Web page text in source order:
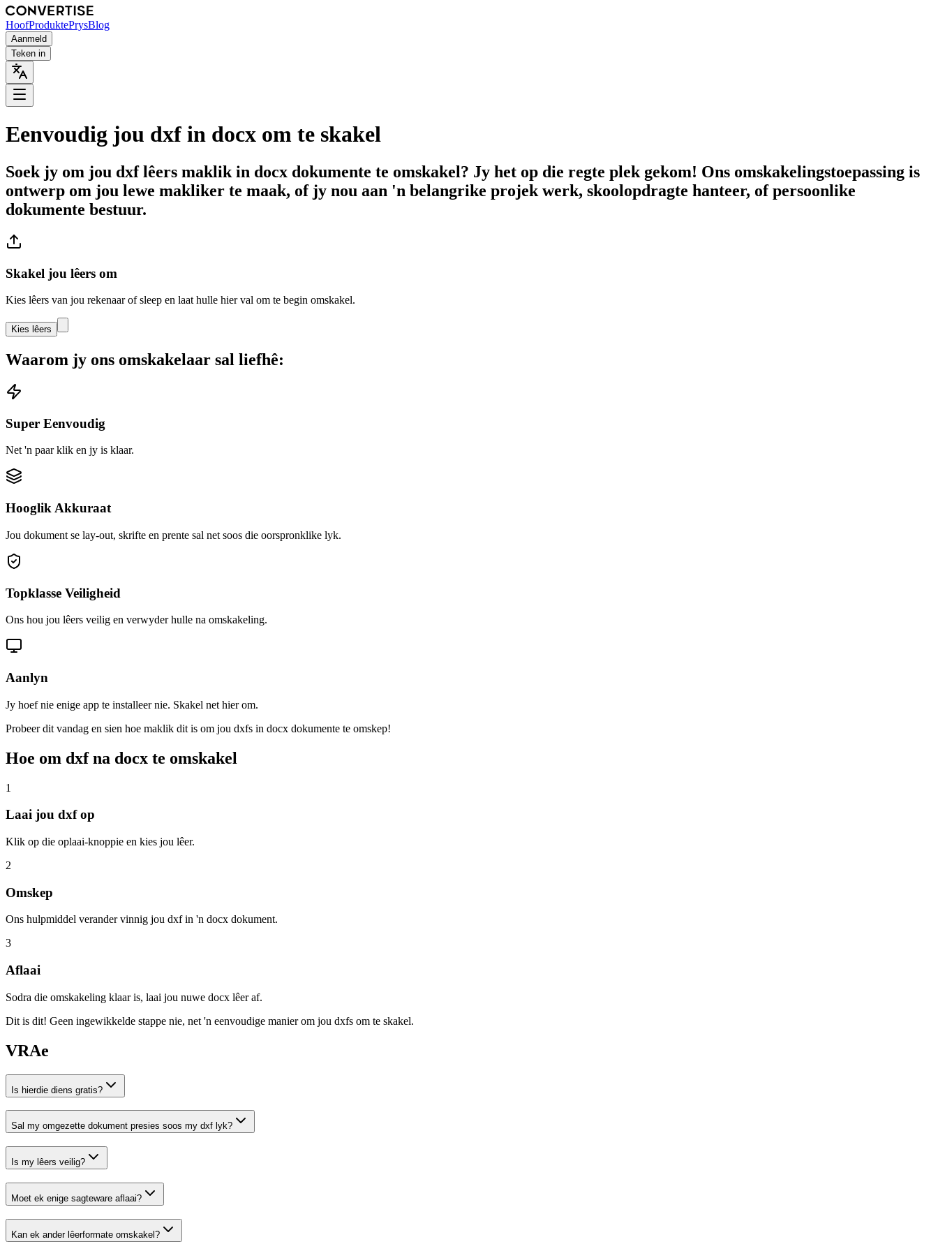
HoofProduktePrysBlog
Aanmeld
Teken in
Eenvoudig jou dxf in docx om te skakel
Soek jy om jou dxf lêers maklik in docx dokumente te omskakel? Jy het op die regte plek gekom! Ons omskakelingstoepassing is
ontwerp om jou lewe makliker te maak, of jy nou aan 'n belangrike projek werk, skoolopdragte hanteer, of persoonlike
dokumente bestuur.
Skakel jou lêers om
Kies lêers van jou rekenaar of sleep en laat hulle hier val om te begin omskakel.
Kies lêers
Waarom jy ons omskakelaar sal liefhê:
Super Eenvoudig
Net 'n paar klik en jy is klaar.
Hooglik Akkuraat
Jou dokument se lay-out, skrifte en prente sal net soos die oorspronklike lyk.
Topklasse Veiligheid
Ons hou jou lêers veilig en verwyder hulle na omskakeling.
Aanlyn
Jy hoef nie enige app te installeer nie. Skakel net hier om.
Probeer dit vandag en sien hoe maklik dit is om jou dxfs in docx dokumente te omskep!
Hoe om dxf na docx te omskakel
1
Laai jou dxf op
Klik op die oplaai-knoppie en kies jou lêer.
2
Omskep
Ons hulpmiddel verander vinnig jou dxf in 'n docx dokument.
3
Aflaai
Sodra die omskakeling klaar is, laai jou nuwe docx lêer af.
Dit is dit! Geen ingewikkelde stappe nie, net 'n eenvoudige manier om jou dxfs om te skakel.
VRAe
Is hierdie diens gratis?
Sal my omgezette dokument presies soos my dxf lyk?
Is my lêers veilig?
Moet ek enige sagteware aflaai?
Kan ek ander lêerformate omskakel?